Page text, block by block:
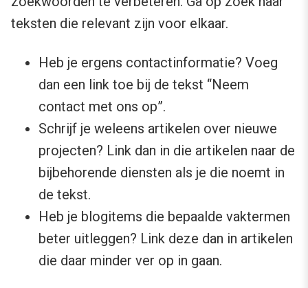
teksten die relevant zijn voor elkaar.
Heb je ergens contactinformatie? Voeg
dan een link toe bij de tekst “Neem
contact met ons op”.
Schrijf je weleens artikelen over nieuwe
projecten? Link dan in die artikelen naar de
bijbehorende diensten als je die noemt in
de tekst.
Heb je blogitems die bepaalde vaktermen
beter uitleggen? Link deze dan in artikelen
die daar minder ver op in gaan.